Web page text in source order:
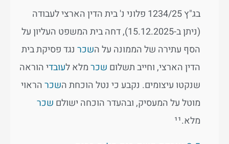
בג"ץ 1234/25 פלוני נ' בית הדין הארצי לעבודה
(ניתן ב-15.12.2025), דחה בית המשפט העליון על
הסף עתירה של הממונה על השכר נגד פסיקת בית
הדין הארצי, וחייב תשלום שכרמלא לעובדי הוראה
שנקטו עיצומים. נקבע כי נטל הוכחת השכרהראוי
מוטל על המעסיק, ובהעדר הוכחה ישולם שכר
מלא.¹¹